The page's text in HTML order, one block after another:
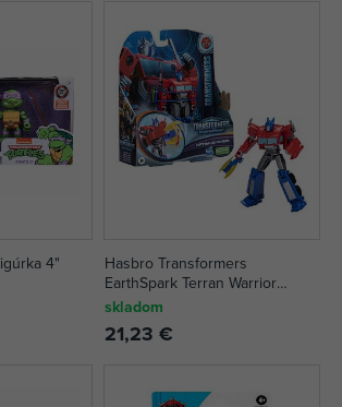
4"
Hasbro Transformers
EarthSpark Terran Warrior
figúrka 13cm, viac druhov
skladom
21,23 €